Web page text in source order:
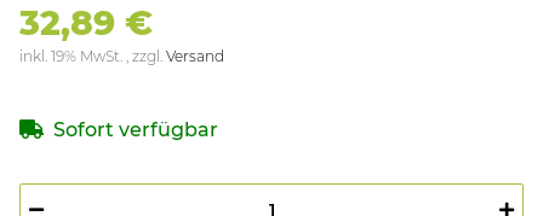
32,89 €
inkl. 19% MwSt. , zzgl. Versand
Sofort verfügbar